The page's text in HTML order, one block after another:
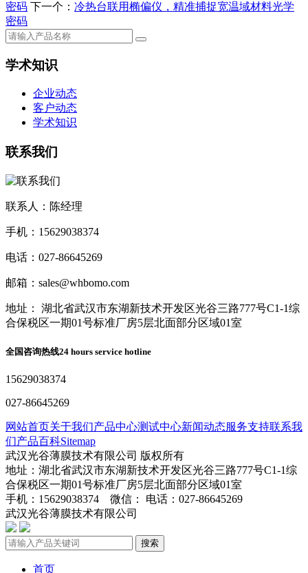
密码 下一个： 冷热台联用椭偏仪，精准捕捉宽温域材料光学
密码
学术知识
企业动态
客户动态
学术知识
联系我们
联系人：陈经理
手机：15629038374
电话：027-86645269
邮箱：sales@whbomo.com
地址： 湖北省武汉市东湖新技术开发区光谷三路777号C1-1综
合保税区一期01号标准厂房5层北面部分区域01室
全国咨询热线24 hours service hotline
15629038374
027-86645269
网站首页关于我们产品中心测试中心新闻动态服务支持联系我
们产品百科Sitemap
武汉光谷薄膜技术有限公司 版权所有
地址：湖北省武汉市东湖新技术开发区光谷三路777号C1-1综
合保税区一期01号标准厂房5层北面部分区域01室
手机：15629038374 微信： 电话：027-86645269
武汉光谷薄膜技术有限公司
搜索
首页